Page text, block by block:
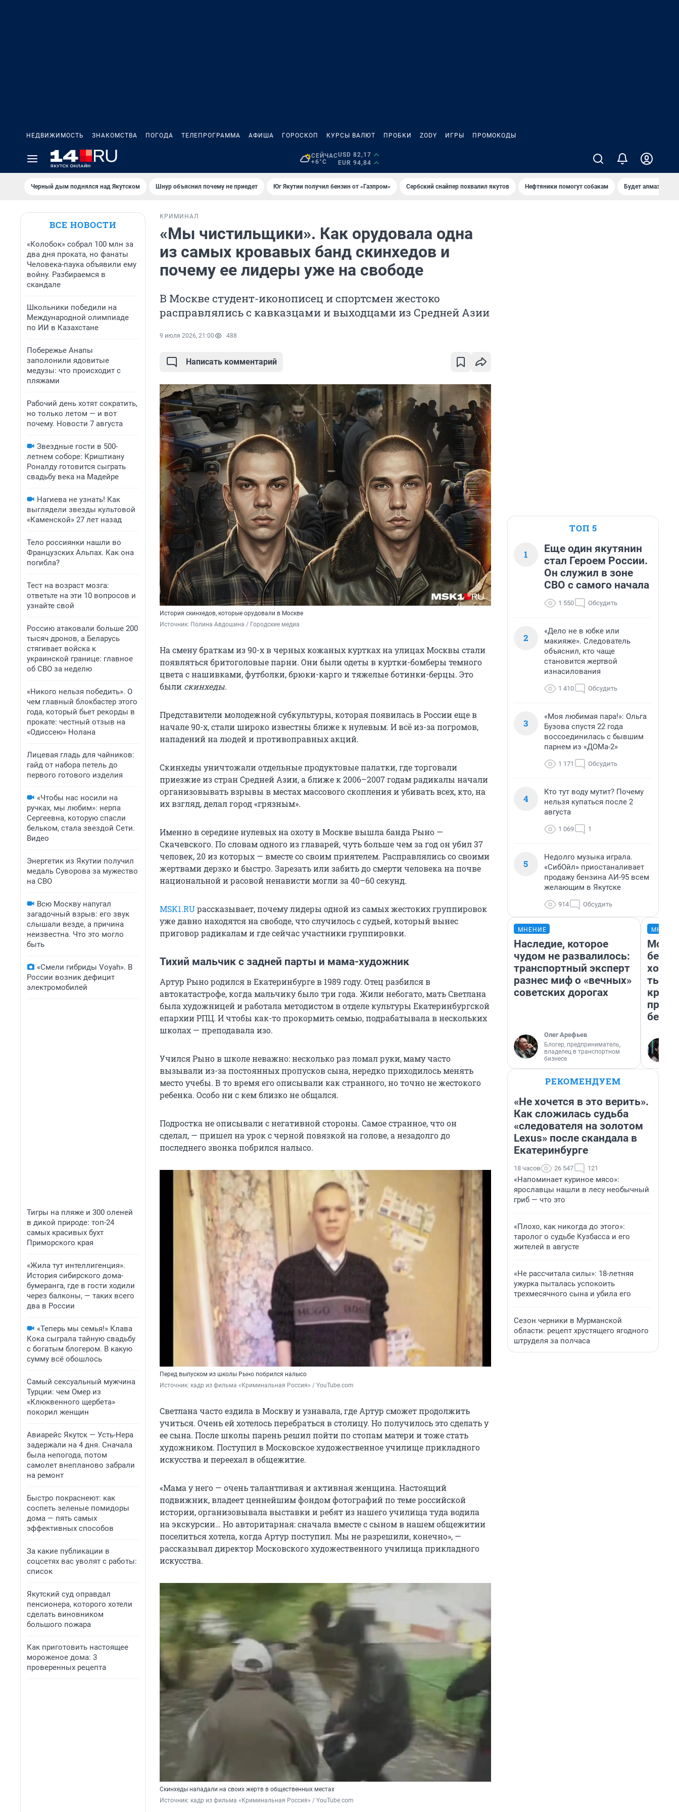
НЕДВИЖИМОСТЬ ЗНАКОМСТВА ПОГОДА ТЕЛЕПРОГРАММА АФИША ГОРОСКОП КУРСЫ ВАЛЮТ ПРОБКИ ZODY ИГРЫ ПРОМОКОДЫ
СЕЙЧАС
+6°C
USD 82,17
EUR 94,84
Черный дым поднялся над Якутском Шнур объяснил почему не приедет Юг Якутии получил бензин от «Газпром» Сербский снайпер похвалил якутов Нефтяники помогут собакам Будет алмазный
ВСЕ НОВОСТИ
«Колобок» собрал 100 млн за
два дня проката, но фанаты
Человека-паука объявили ему
войну. Разбираемся в
скандале
Школьники победили на
Международной олимпиаде
по ИИ в Казахстане
Побережье Анапы
заполонили ядовитые
медузы: что происходит с
пляжами
Рабочий день хотят сократить,
но только летом — и вот
почему. Новости 7 августа
Звездные гости в 500-
летнем соборе: Криштиану
Роналду готовится сыграть
свадьбу века на Мадейре
Нагиева не узнать! Как
выглядели звезды культовой
«Каменской» 27 лет назад
Тело россиянки нашли во
Французских Альпах. Как она
погибла?
Тест на возраст мозга:
ответьте на эти 10 вопросов и
узнайте свой
Россию атаковали больше 200
тысяч дронов, а Беларусь
стягивает войска к
украинской границе: главное
об СВО за неделю
«Никого нельзя победить». О
чем главный блокбастер этого
года, который бьет рекорды в
прокате: честный отзыв на
«Одиссею» Нолана
Лицевая гладь для чайников:
гайд от набора петель до
первого готового изделия
«Чтобы нас носили на
ручках, мы любим»: нерпа
Сергеевна, которую спасли
бельком, стала звездой Сети.
Видео
Энергетик из Якутии получил
медаль Суворова за мужество
на СВО
Всю Москву напугал
загадочный взрыв: его звук
слышали везде, а причина
неизвестна. Что это могло
быть
«Смели гибриды Voyah». В
России возник дефицит
электромобилей
Тигры на пляже и 300 оленей
в дикой природе: топ-24
самых красивых бухт
Приморского края
«Жила тут интеллигенция».
История сибирского дома-
бумеранга, где в гости ходили
через балконы, — таких всего
два в России
«Теперь мы семья!» Клава
Кока сыграла тайную свадьбу
с богатым блогером. В какую
сумму всё обошлось
Самый сексуальный мужчина
Турции: чем Омер из
«Клюквенного щербета»
покорил женщин
Авиарейс Якутск — Усть-Нера
задержали на 4 дня. Сначала
была непогода, потом
самолет внепланово забрали
на ремонт
Быстро покраснеют: как
соспеть зеленые помидоры
дома — пять самых
эффективных способов
За какие публикации в
соцсетях вас уволят с работы:
список
Якутский суд оправдал
пенсионера, которого хотели
сделать виновником
большого пожара
Как приготовить настоящее
мороженое дома: 3
проверенных рецепта
КРИМИНАЛ
«Мы чистильщики». Как орудовала одна
из самых кровавых банд скинхедов и
почему ее лидеры уже на свободе
В Москве студент-иконописец и спортсмен жестоко
расправлялись с кавказцами и выходцами из Средней Азии
9 июля 2026, 21:00 488
Написать комментарий
История скинхедов, которые орудовали в Москве
Источник: Полина Авдошина / Городские медиа
На смену браткам из 90-х в черных кожаных куртках на улицах Москвы стали
появляться бритоголовые парни. Они были одеты в куртки-бомберы темного
цвета с нашивками, футболки, брюки-карго и тяжелые ботинки-берцы. Это
были скинхеды.
Представители молодежной субкультуры, которая появилась в России еще в
начале 90-х, стали широко известны ближе к нулевым. И всё из-за погромов,
нападений на людей и противоправных акций.
Скинхеды уничтожали отдельные продуктовые палатки, где торговали
приезжие из стран Средней Азии, а ближе к 2006–2007 годам радикалы начали
организовывать взрывы в местах массового скопления и убивать всех, кто, на
их взгляд, делал город «грязным».
Именно в середине нулевых на охоту в Москве вышла банда Рыно —
Скачевского. По словам одного из главарей, чуть больше чем за год он убил 37
человек, 20 из которых — вместе со своим приятелем. Расправлялись со своими
жертвами дерзко и быстро. Зарезать или забить до смерти человека на почве
национальной и расовой ненависти могли за 40–60 секунд.
MSK1.RUрассказывает, почему лидеры одной из самых жестоких группировок
уже давно находятся на свободе, что случилось с судьей, который вынес
приговор радикалам и где сейчас участники группировки.
Тихий мальчик с задней парты и мама-художник
Артур Рыно родился в Екатеринбурге в 1989 году. Отец разбился в
автокатастрофе, когда мальчику было три года. Жили небогато, мать Светлана
была художницей и работала методистом в отделе культуры Екатеринбургской
епархии РПЦ. И чтобы как-то прокормить семью, подрабатывала в нескольких
школах — преподавала изо.
Учился Рыно в школе неважно: несколько раз ломал руки,маму часто
вызывали из-за постоянных пропусков сына, нередко приходилось менять
место учебы. В то время его описывали как странного, но точно не жестокого
ребенка. Особо ни с кем близко не общался.
Подростка не описывали с негативной стороны. Самое странное, что он
сделал, — пришел на урок с черной повязкой на голове, а незадолго до
последнего звонка побрился налысо.
Перед выпуском из школы Рыно побрился налысо
Источник: кадр из фильма «Криминальная Россия» / YouTube.com
Светлана часто ездила в Москву и узнавала, где Артур сможет продолжить
учиться. Очень ей хотелось перебраться в столицу. Но получилось это сделать у
ее сына. После школы парень решил пойти по стопам матери и тоже стать
художником. Поступил в Московское художественное училище прикладного
искусства и переехал в общежитие.
«Мама у него — очень талантливая и активная женщина. Настоящий
подвижник, владеет ценнейшим фондом фотографий по теме российской
истории, организовывала выставки и ребят из нашего училища туда водила
на экскурсии… Но авторитарная: сначала вместе с сыном в нашем общежитии
поселиться хотела, когда Артур поступил. Мы не разрешили, конечно», —
рассказывал директор Московского художественного училища прикладного
искусства.
Скинхеды нападали на своих жертв в общественных местах
Источник: кадр из фильма «Криминальная Россия» / YouTube.com
ТОП 5
1
Еще один якутянин
стал Героем России.
Он служил в зоне
СВО с самого начала
1 550 Обсудить
2
«Дело не в юбке или
макияже». Следователь
объяснил, кто чаще
становится жертвой
изнасилования
1 410 Обсудить
3
«Моя любимая пара!»: Ольга
Бузова спустя 22 года
воссоединилась с бывшим
парнем из «ДОМа-2»
1 171 Обсудить
4
Кто тут воду мутит? Почему
нельзя купаться после 2
августа
1 069 1
5
Недолго музыка играла.
«СибОйл» приостаналивает
продажу бензина АИ-95 всем
желающим в Якутске
914 Обсудить
МНЕНИЕ
Наследие, которое
чудом не развалилось:
транспортный эксперт
разнес миф о «вечных»
советских дорогах
Олег Арефьев
Блогер, предприниматель,
владелец в транспортном
бизнесе
Мой
РЕКОМЕНДУЕМ
«Не хочется в это верить».
Как сложилась судьба
«следователя на золотом
Lexus» после скандала в
Екатеринбурге
18 часов 26 547 121
«Напоминает куриное мясо»:
ярославцы нашли в лесу необычный
гриб — что это
«Плохо, как никогда до этого»:
таролог о судьбе Кузбасса и его
жителей в августе
«Не рассчитала силы»: 18-летняя
ужурка пыталась успокоить
трехмесячного сына и убила его
Сезон черники в Мурманской
области: рецепт хрустящего ягодного
штруделя за полчаса